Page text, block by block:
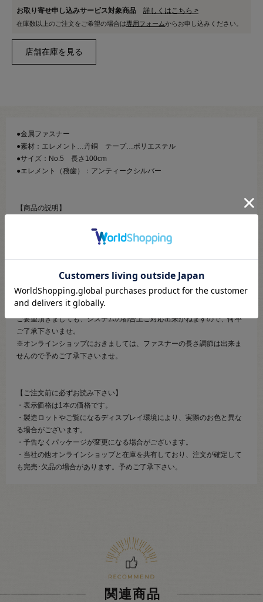
お取り寄せ申し込みサービス対象商品 詳しくはこちら >
在庫数以上のご注文をご希望の場合は専用フォームからお申し込みください。
●金属ファスナー
●素材：エレメント…丹銅 テープ…ポリエステル
●サイズ：No.5 長さ100cm
●エレメント（務歯）：アンティークシルバー
【商品の説明】
スライダーを1番下まで下ろすことで、左右のテープを離すことが出来ま
ジャケット等の製作にご利用ください。
※ご購入頂く生地などの色に合わせて、ファスナーをお選びするサービ
スは行っておりません。
ご要望頂きましても、システムの都合上ご対応出来かねますので、何卒
ご了承下さいませ。
※オンラインショップにおきましては、ファスナーの長さ調節は出来ま
せんので予めご了承下さいませ。
【ご注文前に必ずお読み下さい】
・表示価格は1本の価格です。
・製造ロットやご覧になるディスプレイ環境により、実際のお色と異な
る場合がございます。
・予告なくパッケージが変更になる場合がございます。
・当社の他オンラインショップと在庫を共有しており、注文が確定して
も完売･欠品の場合があります。予めご了承下さい。
関連商品